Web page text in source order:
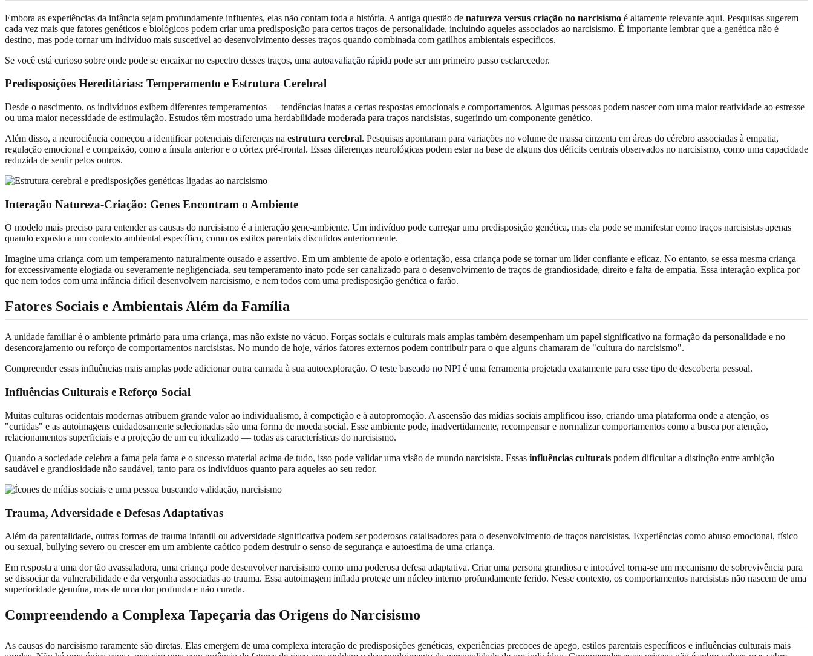
Embora as experiências da infância sejam profundamente influentes, elas não contam toda a história. A antiga questão de natureza versus criação no narcisismo é altamente relevante aqui. Pesquisas sugerem
cada vez mais que fatores genéticos e biológicos podem criar uma predisposição para certos traços de personalidade, incluindo aqueles associados ao narcisismo. É importante lembrar que a genética não é
destino, mas pode tornar um indivíduo mais suscetível ao desenvolvimento desses traços quando combinada com gatilhos ambientais específicos.
Se você está curioso sobre onde pode se encaixar no espectro desses traços, uma autoavaliação rápida pode ser um primeiro passo esclarecedor.
Predisposições Hereditárias: Temperamento e Estrutura Cerebral
Desde o nascimento, os indivíduos exibem diferentes temperamentos — tendências inatas a certas respostas emocionais e comportamentos. Algumas pessoas podem nascer com uma maior reatividade ao estresse
ou uma maior necessidade de estimulação. Estudos têm mostrado uma herdabilidade moderada para traços narcisistas, sugerindo um componente genético.
Além disso, a neurociência começou a identificar potenciais diferenças na estrutura cerebral. Pesquisas apontaram para variações no volume de massa cinzenta em áreas do cérebro associadas à empatia,
regulação emocional e compaixão, como a ínsula anterior e o córtex pré-frontal. Essas diferenças neurológicas podem estar na base de alguns dos déficits centrais observados no narcisismo, como uma capacidade
reduzida de sentir pelos outros.
Interação Natureza-Criação: Genes Encontram o Ambiente
O modelo mais preciso para entender as causas do narcisismo é a interação gene-ambiente. Um indivíduo pode carregar uma predisposição genética, mas ela pode se manifestar como traços narcisistas apenas
quando exposto a um contexto ambiental específico, como os estilos parentais discutidos anteriormente.
Imagine uma criança com um temperamento naturalmente ousado e assertivo. Em um ambiente de apoio e orientação, essa criança pode se tornar um líder confiante e eficaz. No entanto, se essa mesma criança
for excessivamente elogiada ou severamente negligenciada, seu temperamento inato pode ser canalizado para o desenvolvimento de traços de grandiosidade, direito e falta de empatia. Essa interação explica por
que nem todos com uma infância difícil desenvolvem narcisismo, e nem todos com uma predisposição genética o farão.
Fatores Sociais e Ambientais Além da Família
A unidade familiar é o ambiente primário para uma criança, mas não existe no vácuo. Forças sociais e culturais mais amplas também desempenham um papel significativo na formação da personalidade e no
desencorajamento ou reforço de comportamentos narcisistas. No mundo de hoje, vários fatores externos podem contribuir para o que alguns chamaram de "cultura do narcisismo".
Compreender essas influências mais amplas pode adicionar outra camada à sua autoexploração. O teste baseado no NPI é uma ferramenta projetada exatamente para esse tipo de descoberta pessoal.
Influências Culturais e Reforço Social
Muitas culturas ocidentais modernas atribuem grande valor ao individualismo, à competição e à autopromoção. A ascensão das mídias sociais amplificou isso, criando uma plataforma onde a atenção, os
"curtidas" e as autoimagens cuidadosamente selecionadas são uma forma de moeda social. Esse ambiente pode, inadvertidamente, recompensar e normalizar comportamentos como a busca por atenção,
relacionamentos superficiais e a projeção de um eu idealizado — todas as características do narcisismo.
Quando a sociedade celebra a fama pela fama e o sucesso material acima de tudo, isso pode validar uma visão de mundo narcisista. Essas influências culturais podem dificultar a distinção entre ambição
saudável e grandiosidade não saudável, tanto para os indivíduos quanto para aqueles ao seu redor.
Trauma, Adversidade e Defesas Adaptativas
Além da parentalidade, outras formas de trauma infantil ou adversidade significativa podem ser poderosos catalisadores para o desenvolvimento de traços narcisistas. Experiências como abuso emocional, físico
ou sexual, bullying severo ou crescer em um ambiente caótico podem destruir o senso de segurança e autoestima de uma criança.
Em resposta a uma dor tão avassaladora, uma criança pode desenvolver narcisismo como uma poderosa defesa adaptativa. Criar uma persona grandiosa e intocável torna-se um mecanismo de sobrevivência para
se dissociar da vulnerabilidade e da vergonha associadas ao trauma. Essa autoimagem inflada protege um núcleo interno profundamente ferido. Nesse contexto, os comportamentos narcisistas não nascem de uma
superioridade genuína, mas de uma dor profunda e não curada.
Compreendendo a Complexa Tapeçaria das Origens do Narcisismo
As causas do narcisismo raramente são diretas. Elas emergem de uma complexa interação de predisposições genéticas, experiências precoces de apego, estilos parentais específicos e influências culturais mais